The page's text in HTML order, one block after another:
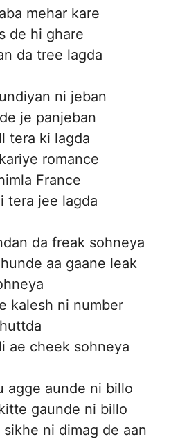
mehar kare
de hi ghare
da tree lagda
ni jeban
je panjeban
tera ki lagda
romance
France
tera jee lagda
da freak sohneya
aa gaane leak
kalesh ni number
ae cheek sohneya
agge aunde ni billo
gaunde ni billo
ni dimag de aan